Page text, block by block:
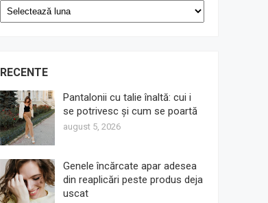
Arhive
RECENTE
Pantalonii cu talie înaltă: cui i
se potrivesc și cum se poartă
august 5, 2026
Genele încărcate apar adesea
din reaplicări peste produs deja
uscat